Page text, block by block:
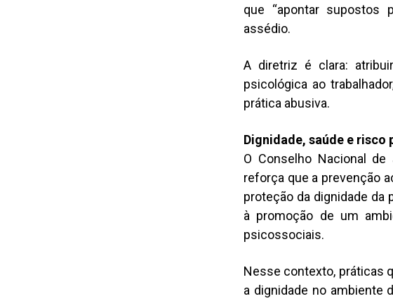
que “apontar supostos
assédio.
A diretriz é clara:
psicológica ao
prática abusiva.
Dignidade, saúde e risco
O Conselho Nacional
reforça que a prevenção
proteção da dignidade da
à promoção de um
psicossociais.
Nesse contexto, práticas
a dignidade no ambiente